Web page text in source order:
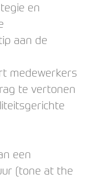
en
aan de
medewerkers
te vertonen
een
(tone at the